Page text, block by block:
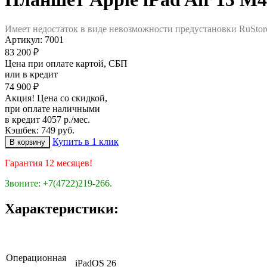
Имеет недостаток в виде невозможности предустановки
Артикул: 7001
83 200 ₽
Цена при оплате картой, СБП
или в кредит
74 900 ₽
Акция! Цена со скидкой,
при оплате наличными
в кредит 4057 р./мес.
Кэшбек: 749 руб.
Купить в 1 клик
Гарантия 12 месяцев!
Звоните: +7(4722)219-266.
Характеристики:
Операционная
iPadOS 26